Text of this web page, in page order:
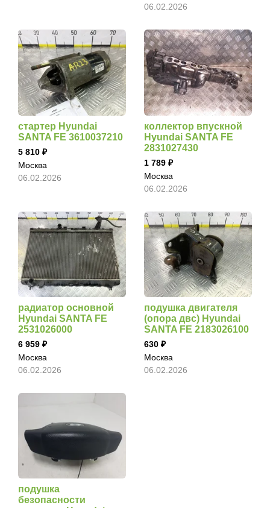
06.02.2026
стартер Hyundai
SANTA FE 3610037210
5 810
Москва
06.02.2026
коллектор впускной
Hyundai SANTA FE
2831027430
1 789
Москва
06.02.2026
радиатор основной
Hyundai SANTA FE
2531026000
6 959
Москва
06.02.2026
подушка двигателя
(опора двс) Hyundai
SANTA FE 2183026100
630
Москва
06.02.2026
подушка
безопасности